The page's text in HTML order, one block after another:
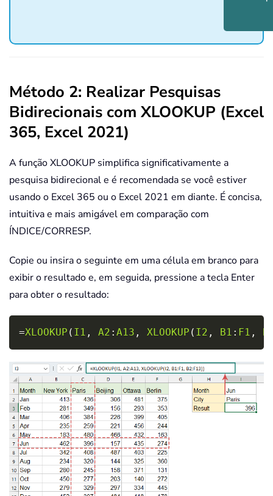
Método 2: Realizar Pesquisas
Bidirecionais com XLOOKUP (Excel
365, Excel 2021)
A função XLOOKUP simplifica significativamente a
pesquisa bidirecional e é recomendada se você estiver
usando o Excel 365 ou o Excel 2021 em diante. É concisa,
intuitiva e mais amigável em comparação com
ÍNDICE/CORRESP.
Copie ou insira o seguinte em uma célula em branco para
exibir o resultado e, em seguida, pressione a tecla Enter
para obter o resultado:
=XLOOKUP ( I1 , A2 : A13 , XLOOKUP ( I2 , B1 : F1 ,
Copy